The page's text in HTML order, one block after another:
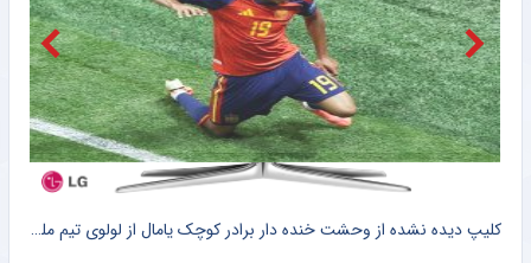
خبرورزشی ویدیو| ۵ سال از این اشک‌های لیونل مسی در کنفرانس خبری گذشت
خبرگزاری میزان واکنش رسمی فیفا به بحران اخیر/ اینفانتینو: اشتباه کردیم
شلیک لامین یامال در حمایت از ایران ، علیه آمریکا !! + کلیپ وایرال شده